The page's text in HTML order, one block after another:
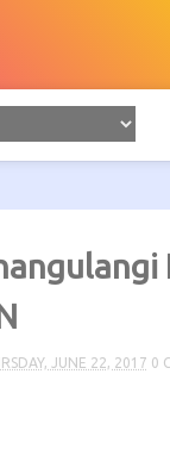
JUNE 22, 2017 0